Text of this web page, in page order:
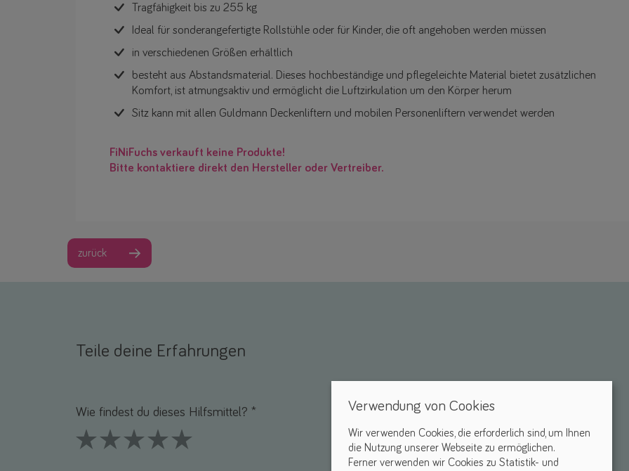
Tragfähigkeit bis zu 255 kg
Ideal für sonderangefertigte Rollstühle oder für Kinder, die oft angehoben werden müssen
in verschiedenen Größen erhältlich
besteht aus Abstandsmaterial. Dieses hochbeständige und pflegeleichte Material bietet zusätzlichen
Komfort, ist atmungsaktiv und ermöglicht die Luftzirkulation um den Körper herum
Sitz kann mit allen Guldmann Deckenliftern und mobilen Personenliftern verwendet werden
FiNiFuchs verkauft keine Produkte!
Bitte kontaktiere direkt den Hersteller oder Vertreiber.
zurück
Teile deine Erfahrungen
Wie findest du dieses Hilfsmittel? * Verwendung von Cookies
Wir verwenden Cookies, die erforderlich sind, um Ihnen
die Nutzung unserer Webseite zu ermöglichen.
Ferner verwenden wir Cookies zu Statistik- und